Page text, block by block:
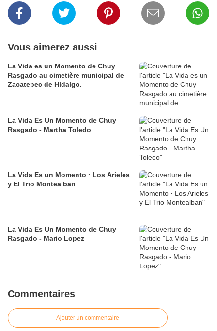
Vous aimerez aussi
La Vida es un Momento de Chuy
Rasgado au cimetière municipal de
Zacatepec de Hidalgo.
La Vida Es Un Momento de Chuy
Rasgado - Martha Toledo
La Vida Es un Momento · Los Arieles
y El Trio Montealban
La Vida Es Un Momento de Chuy
Rasgado - Mario Lopez
Commentaires
Ajouter un commentaire